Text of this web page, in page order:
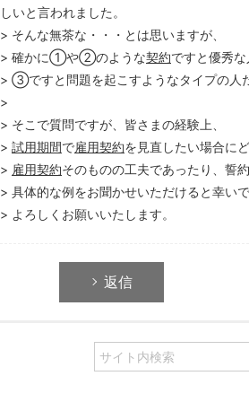
しいと言われました。
> そんな無茶な・・・とは思いますが、
> 確かに①や②のような契約ですと優秀な
> ③ですと問題を起こすようなタイプの人
>
> そこで質問ですが、皆さまの経験上、
> 試用期間で雇用契約を見直したい場合に
> 雇用契約そのものの工夫であったり、誓
> 具体的な例をお聞かせいただけると幸いで
> よろしくお願いいたします。
返信